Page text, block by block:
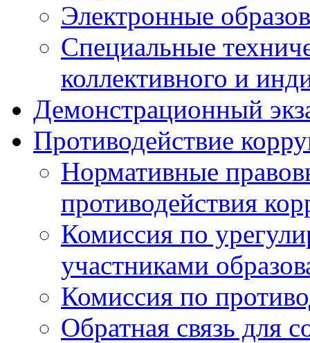
Электронные
Специальные
коллективного и
Демонстрационный
Противодействие
Нормативные
противодействия
Комиссия по
участниками
Комиссия по
Обратная связь для